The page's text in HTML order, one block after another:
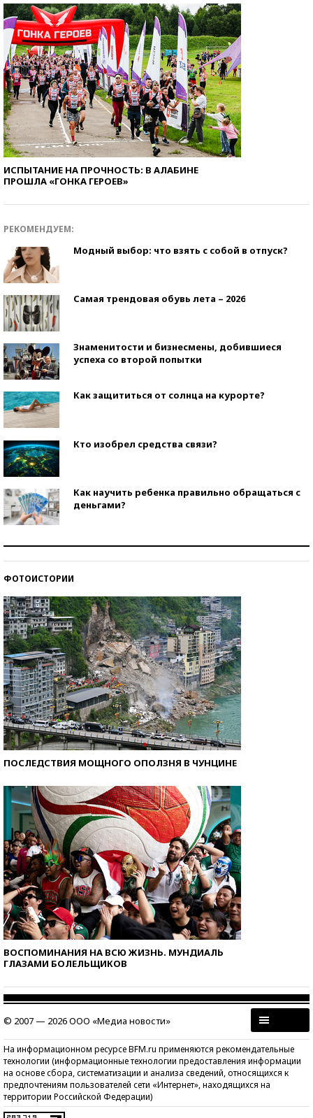
ИСПЫТАНИЕ НА ПРОЧНОСТЬ: В АЛАБИНЕ
ПРОШЛА «ГОНКА ГЕРОЕВ»
РЕКОМЕНДУЕМ:
Модный выбор: что взять с собой в отпуск?
Самая трендовая обувь лета – 2026
Знаменитости и бизнесмены, добившиеся
успеха со второй попытки
Как защититься от солнца на курорте?
Кто изобрел средства связи?
Как научить ребенка правильно обращаться с
деньгами?
ФОТОИСТОРИИ
ПОСЛЕДСТВИЯ МОЩНОГО ОПОЛЗНЯ В ЧУНЦИНЕ
ВОСПОМИНАНИЯ НА ВСЮ ЖИЗНЬ. МУНДИАЛЬ
ГЛАЗАМИ БОЛЕЛЬЩИКОВ
© 2007 — 2026 ООО «Медиа новости»
На информационном ресурсе BFM.ru применяются рекомендательные
технологии (информационные технологии предоставления информации
на основе сбора, систематизации и анализа сведений, относящихся к
предпочтениям пользователей сети «Интернет», находящихся на
территории Российской Федерации)